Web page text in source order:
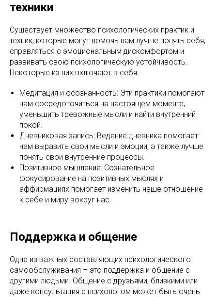
техники
Существует множество психологических практик и
техник, которые могут помочь нам лучше понять себя,
справляться с эмоциональным дискомфортом и
развивать свою психологическую устойчивость.
Некоторые из них включают в себя:
Медитация и осознанность: Эти практики помогают
нам сосредоточиться на настоящем моменте,
уменьшить тревожные мысли и найти внутренний
покой.
Дневниковая запись: Ведение дневника помогает
нам выразить свои мысли и эмоции, а также лучше
понять свои внутренние процессы.
Позитивное мышление: Сознательное
фокусирование на позитивных мыслях и
аффирмациях помогает изменить наше отношение
к себе и миру вокруг нас.
Поддержка и общение
Одна из важных составляющих психологического
самообслуживания – это поддержка и общение с
другими людьми. Общение с друзьями, близкими или
даже консультация с психологом может быть очень